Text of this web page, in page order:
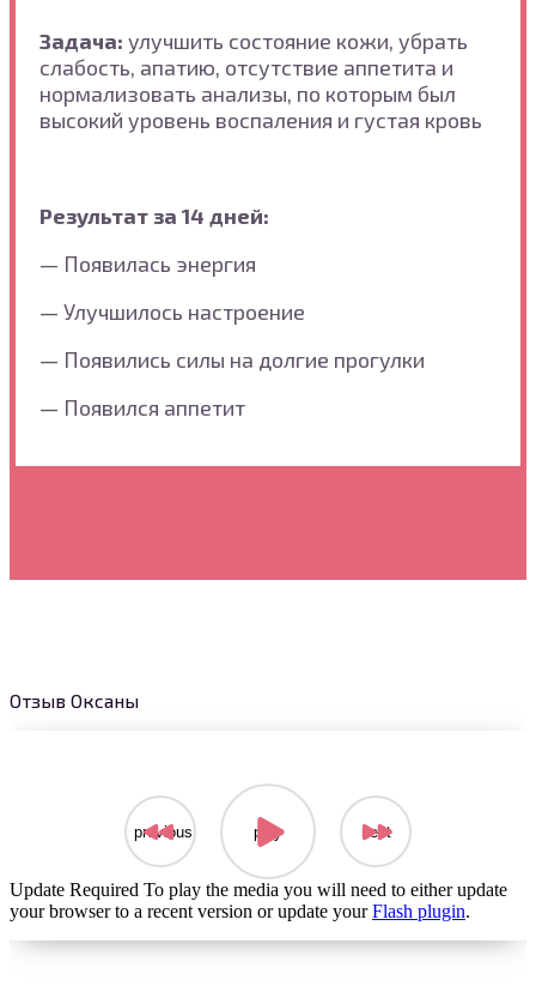
Задача: улучшить состояние кожи, убрать
слабость, апатию, отсутствие аппетита и
нормализовать анализы, по которым был
высокий уровень воспаления и густая кровь
Результат за 14 дней:
— Появилась энергия
— Улучшилось настроение
— Появились силы на долгие прогулки
— Появился аппетит
Отзыв Оксаны
previous play next
Update Required To play the media you will need to either update
your browser to a recent version or update yourFlash plugin.